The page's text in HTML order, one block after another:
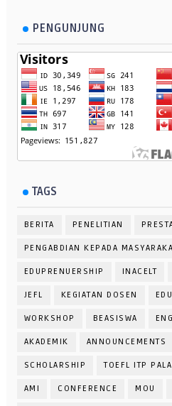
PENGUNJUNG
TAGS
BERITA PENELITIAN
PENGABDIAN KEPADA
EDUPRENUERSHIP INACELT
JEFL KEGIATAN DOSEN
WORKSHOP BEASISWA
AKADEMIK ANNOUNCEMENTS
SCHOLARSHIP TOEFL ITP
AMI CONFERENCE MOU